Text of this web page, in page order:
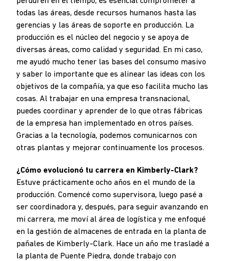
todas las áreas, desde recursos humanos hasta las
gerencias y las áreas de soporte en producción. La
producción es el núcleo del negocio y se apoya de
diversas áreas, como calidad y seguridad. En mi caso,
me ayudó mucho tener las bases del consumo masivo
y saber lo importante que es alinear las ideas con los
objetivos de la compañía, ya que eso facilita mucho las
cosas. Al trabajar en una empresa transnacional,
puedes coordinar y aprender de lo que otras fábricas
de la empresa han implementado en otros países.
Gracias a la tecnología, podemos comunicarnos con
otras plantas y mejorar continuamente los procesos.
¿Cómo evolucionó tu carrera en Kimberly-Clark?
Estuve prácticamente ocho años en el mundo de la
producción. Comencé como supervisora, luego pasé a
ser coordinadora y, después, para seguir avanzando en
mi carrera, me moví al área de logística y me enfoqué
en la gestión de almacenes de entrada en la planta de
pañales de Kimberly-Clark. Hace un año me trasladé a
la planta de Puente Piedra, donde trabajo con